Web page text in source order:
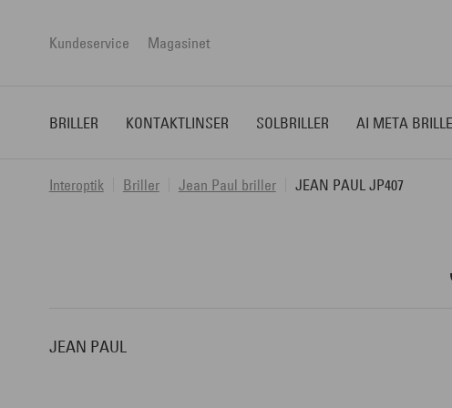
Kundeservice Magasinet
BRILLER KONTAKTLINSER SOLBRILLER AI META
Interoptik Briller Jean Paul briller JEAN PAUL JP407
JEAN PAUL